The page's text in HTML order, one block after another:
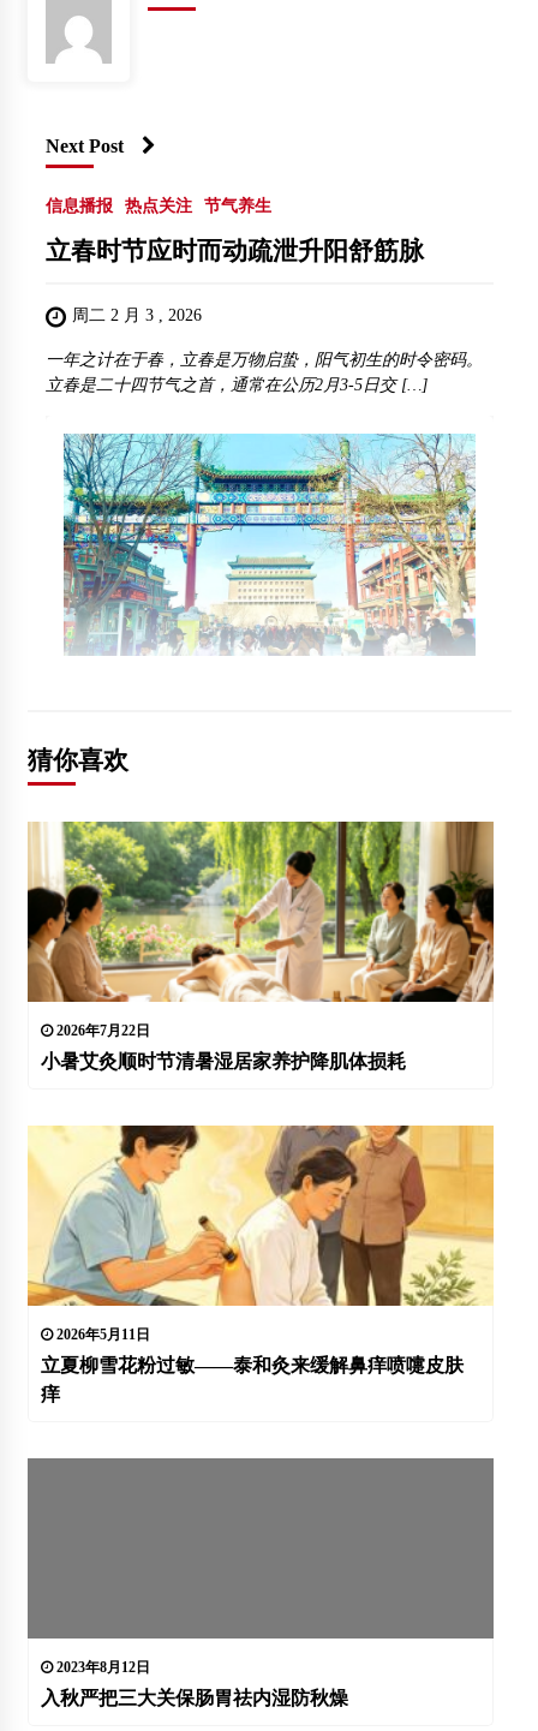
Next Post
信息播报 热点关注 节气养生
立春时节应时而动疏泄升阳舒筋脉
周二 2 月 3 , 2026
一年之计在于春，立春是万物启蛰，阳气初生的时令密码。
立春是二十四节气之首，通常在公历2月3-5日交 […]
猜你喜欢
2026年7月22日
小暑艾灸顺时节清暑湿居家养护降肌体损耗
2026年5月11日
立夏柳雪花粉过敏——泰和灸来缓解鼻痒喷嚏皮肤
痒
2023年8月12日
入秋严把三大关保肠胃祛内湿防秋燥